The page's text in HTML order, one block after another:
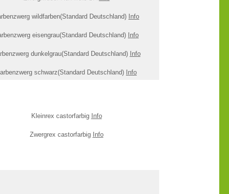
wildfarben(Standard Deutschland) Info
eisengrau(Standard Deutschland) Info
dunkelgrau(Standard Deutschland) Info
schwarz(Standard Deutschland) Info
Kleinrex castorfarbig Info
Zwergrex castorfarbig Info